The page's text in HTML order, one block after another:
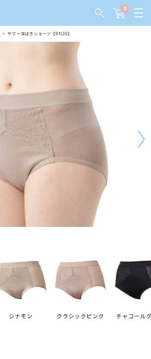
0
サマー深ばきショーツ【84119】
シナモン クラシックピンク チャコール